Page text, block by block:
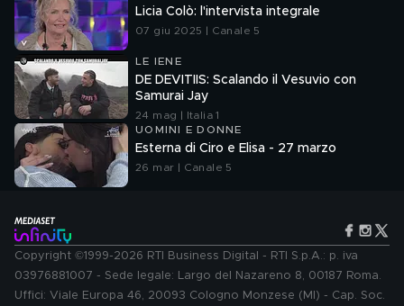
Licia Colò: l'intervista integrale
07 giu 2025 | Canale 5
LE IENE
DE DEVITIIS: Scalando il Vesuvio con
Samurai Jay
24 mag | Italia 1
UOMINI E DONNE
Esterna di Ciro e Elisa - 27 marzo
26 mar | Canale 5
Copyright ©1999-2026 RTI Business Digital - RTI S.p.A.: p. iva
03976881007 - Sede legale: Largo del Nazareno 8, 00187 Roma.
Uffici: Viale Europa 46, 20093 Cologno Monzese (MI) - Cap. Soc.